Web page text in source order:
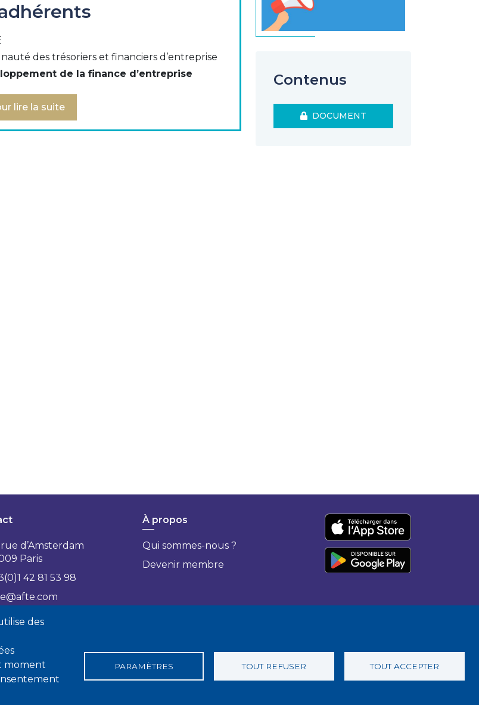
des
moment
PARAMÈTRES TOUT REFUSER TOUT ACCEPTER
(modifiable en version pdf)
des trésoriers et financiers d’entreprise
de la finance d’entreprise
lire la suite
Contenus
DOCUMENT
d’Amsterdam
Paris
42 81 53 98
contacter
À propos
Qui sommes-nous ?
Devenir membre